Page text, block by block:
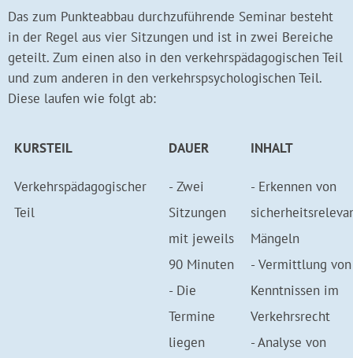
Das zum Punkteabbau durchzuführende Seminar besteht
in der Regel aus vier Sitzungen und ist in zwei Bereiche
geteilt. Zum einen also in den verkehrspädagogischen Teil
und zum anderen in den verkehrspsychologischen Teil.
Diese laufen wie folgt ab:
KURSTEIL DAUER INHALT
Verkehrspädagogischer
Teil
- Zwei
Sitzungen
mit jeweils
90 Minuten
- Die
Termine
liegen
- Erkennen von
Mängeln
- Vermittlung von
Kenntnissen im
Verkehrsrecht
- Analyse von